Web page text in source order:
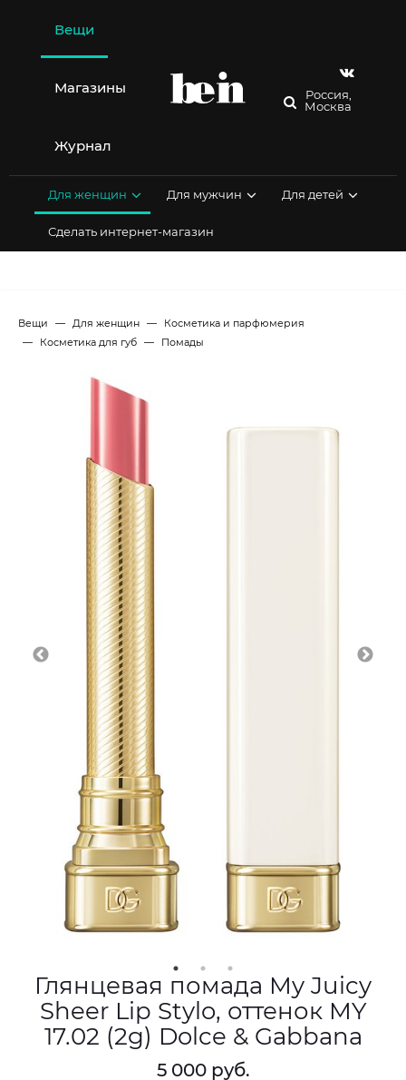
содержимому
Вещи
Магазины
Журнал
Россия,
Москва
Для женщин Для мужчин Для детей
Сделать интернет-магазин
Вещи Для женщин
Косметика и парфюмерия
Косметика для губ
Помады
Глянцевая помада My Juicy
Sheer Lip Stylo, оттенок MY
17.02 (2g) Dolce & Gabbana
5 000 руб.